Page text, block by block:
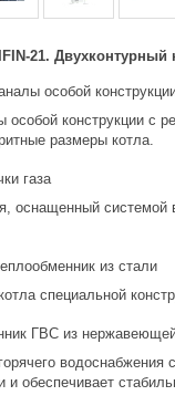
21.
особой
особой конструкции с
размеры котла.
газа
оснащенный системой
из стали
специальной
ГВС из
и обеспечивает